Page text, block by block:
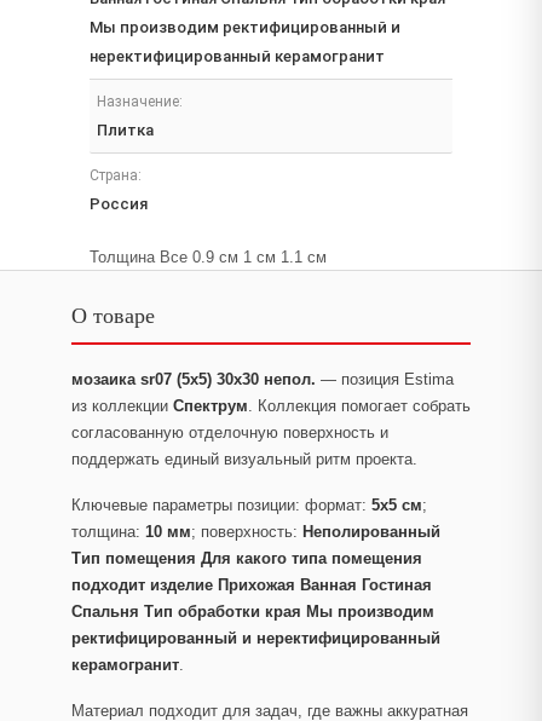
Мы производим ректифицированный и
неректифицированный керамогранит
Назначение:
Плитка
Страна:
Россия
Толщина Все 0.9 см 1 см 1.1 см
О товаре
мозаика sr07 (5х5) 30x30 непол. — позиция Estima
из коллекции Спектрум. Коллекция помогает собрать
согласованную отделочную поверхность и
поддержать единый визуальный ритм проекта.
Ключевые параметры позиции: формат: 5x5 см;
толщина: 10 мм; поверхность: Неполированный
Тип помещения Для какого типа помещения
подходит изделие Прихожая Ванная Гостиная
Спальня Тип обработки края Мы производим
ректифицированный и неректифицированный
керамогранит.
Материал подходит для задач, где важны аккуратная